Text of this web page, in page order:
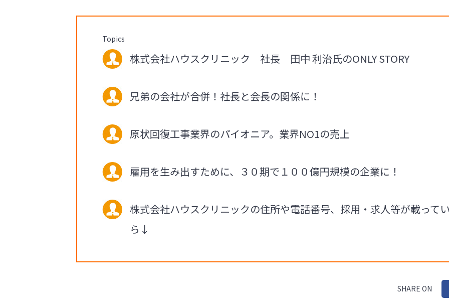
Topics
株式会社ハウスクリニック 社長 田中 利治氏のONLY STORY
兄弟の会社が合併！社長と会長の関係に！
原状回復工事業界のパイオニア。業界NO1の売上
雇用を生み出すために、３０期で１００億円規模の企業に！
株式会社ハウスクリニックの住所や電話番号、採用・求人等が載って
ら↓
SHARE ON